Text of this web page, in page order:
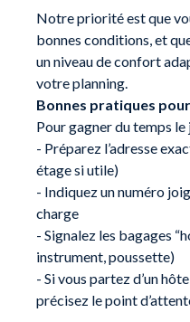
Notre priorité est que
bonnes conditions, et
un niveau de confort
votre planning.
Bonnes pratiques
Pour gagner du temps
- Préparez l’adresse
étage si utile)
- Indiquez un numéro
charge
- Signalez les bagages
instrument, poussette)
- Si vous partez d’un
précisez le point